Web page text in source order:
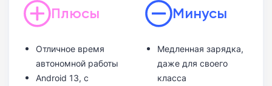
Плюсы
Отличное время
автономной работы
Android 13, с
Минусы
Медленная зарядка,
даже для своего
класса